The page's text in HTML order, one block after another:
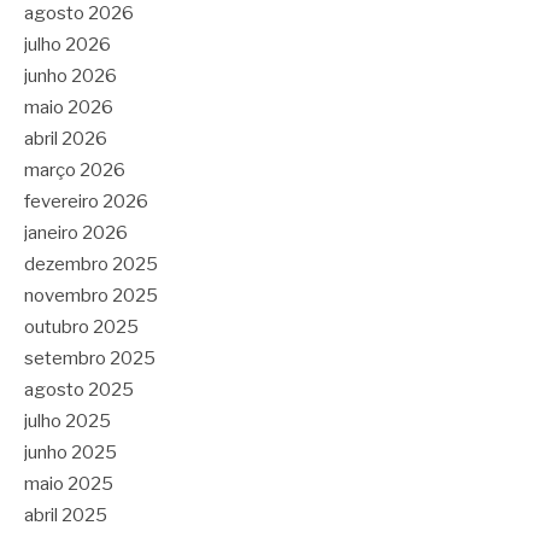
agosto 2026
julho 2026
junho 2026
maio 2026
abril 2026
março 2026
fevereiro 2026
janeiro 2026
dezembro 2025
novembro 2025
outubro 2025
setembro 2025
agosto 2025
julho 2025
junho 2025
maio 2025
abril 2025